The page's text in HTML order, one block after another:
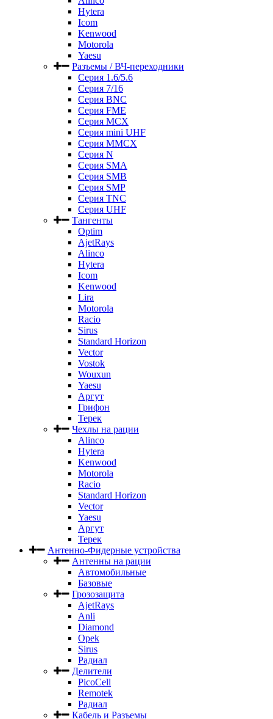
Hytera
Icom
Kenwood
Motorola
Yaesu
Разъемы / ВЧ-переходники
Серия 1.6/5.6
Серия 7/16
Серия BNC
Серия FME
Серия MCX
Серия mini UHF
Серия MMCX
Серия N
Серия SMA
Серия SMB
Серия SMP
Серия TNC
Серия UHF
Тангенты
Optim
AjetRays
Alinco
Hytera
Icom
Kenwood
Lira
Motorola
Racio
Sirus
Standard Horizon
Vector
Vostok
Wouxun
Yaesu
Аргут
Грифон
Терек
Чехлы на рации
Alinco
Hytera
Kenwood
Motorola
Racio
Standard Horizon
Vector
Yaesu
Аргут
Терек
Антенно-Фидерные устройства
Антенны на рации
Автомобильные
Базовые
Грозозащита
AjetRays
Anli
Diamond
Opek
Sirus
Радиал
Делители
PicoCell
Remotek
Радиал
Кабель и Разъемы